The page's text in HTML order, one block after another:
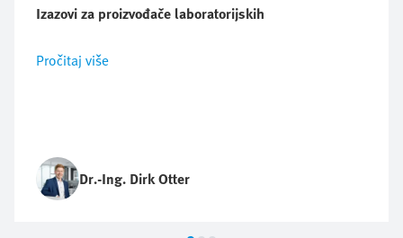
Izazovi za proizvođače laboratorijskih
Pročitaj više
Dr.-Ing. Dirk Otter